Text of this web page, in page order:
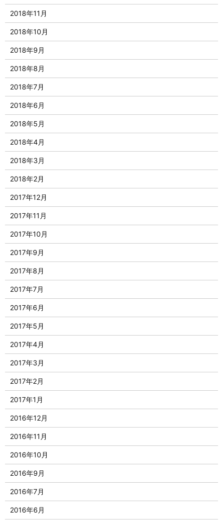
2018年11月
2018年10月
2018年9月
2018年8月
2018年7月
2018年6月
2018年5月
2018年4月
2018年3月
2018年2月
2017年12月
2017年11月
2017年10月
2017年9月
2017年8月
2017年7月
2017年6月
2017年5月
2017年4月
2017年3月
2017年2月
2017年1月
2016年12月
2016年11月
2016年10月
2016年9月
2016年7月
2016年6月